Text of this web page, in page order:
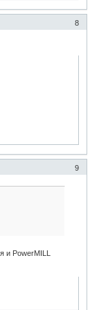
8
9
и PowerMILL